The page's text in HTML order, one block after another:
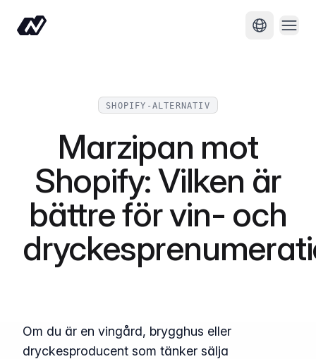
Byt språk
SHOPIFY-ALTERNATIV
Marzipan mot
Shopify: Vilken är
bättre för vin- och
Om du är en vingård, brygghus eller
dryckesproducent som tänker sälja